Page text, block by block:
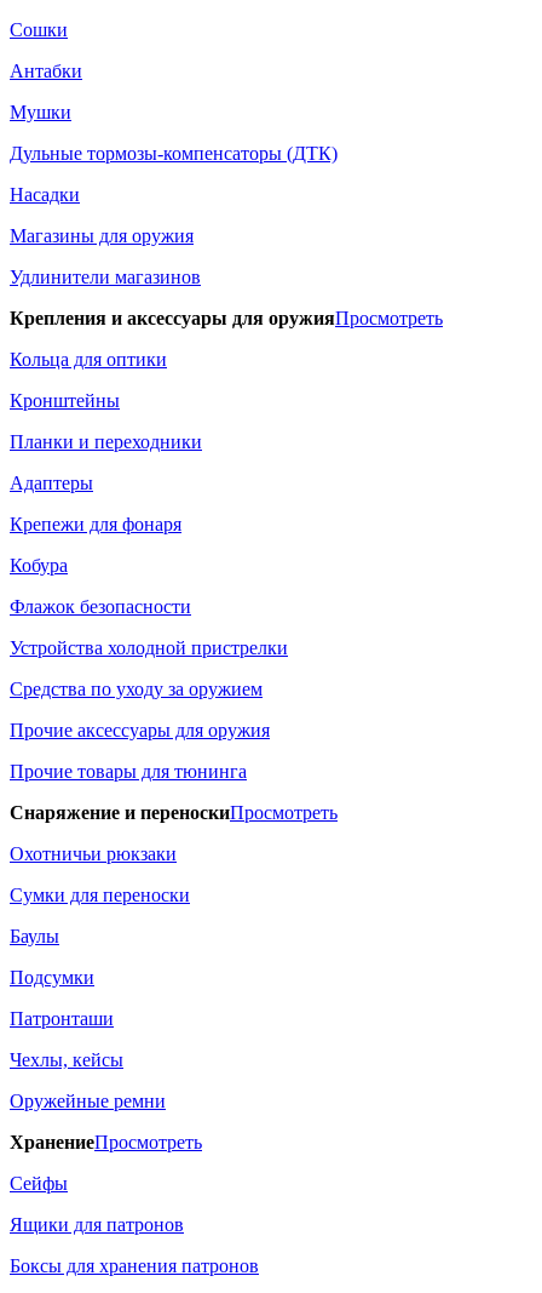
Сошки
Антабки
Мушки
Дульные тормозы-компенсаторы (ДТК)
Насадки
Магазины для оружия
Удлинители магазинов
Крепления и аксессуары для оружияПросмотреть
Кольца для оптики
Кронштейны
Планки и переходники
Адаптеры
Крепежи для фонаря
Кобура
Флажок безопасности
Устройства холодной пристрелки
Средства по уходу за оружием
Прочие аксессуары для оружия
Прочие товары для тюнинга
Снаряжение и переноскиПросмотреть
Охотничьи рюкзаки
Сумки для переноски
Баулы
Подсумки
Патронташи
Чехлы, кейсы
Оружейные ремни
ХранениеПросмотреть
Сейфы
Ящики для патронов
Боксы для хранения патронов